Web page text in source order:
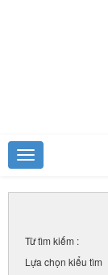
Từ tìm kiếm :
Lựa chọn kiểu tìm